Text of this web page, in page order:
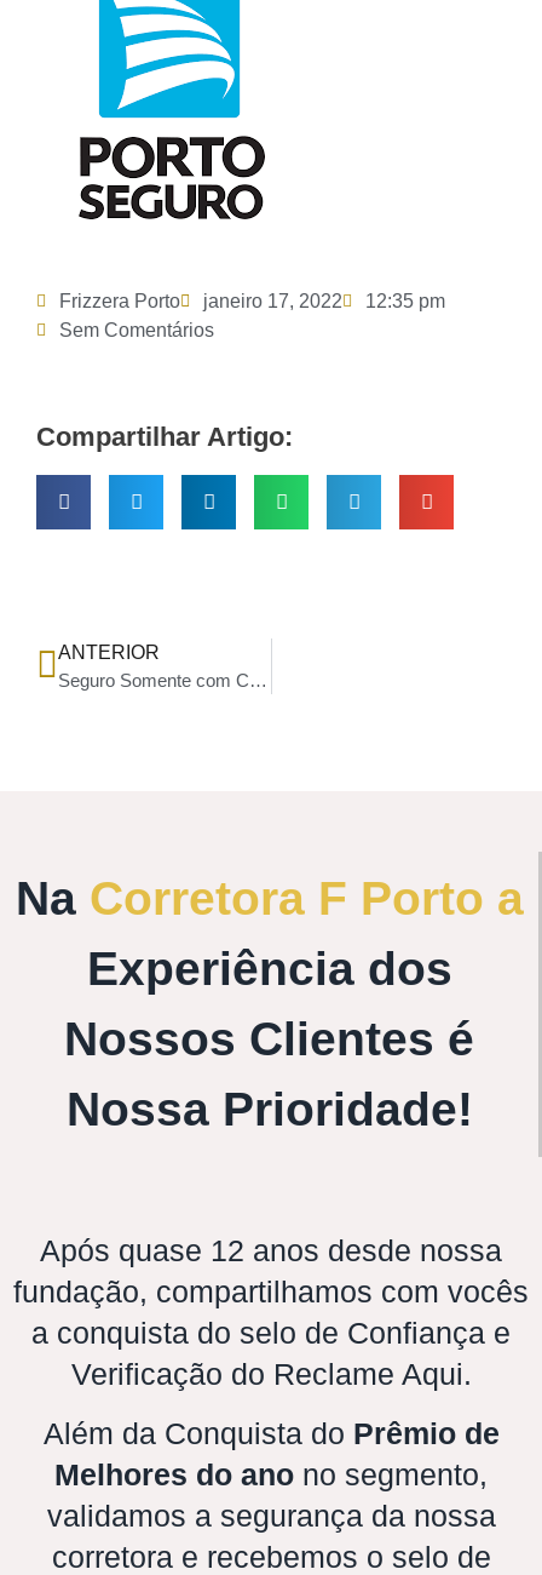
Frizzera Porto janeiro 17, 2022
12:35 pm
Sem Comentários
Compartilhar Artigo:
ANTERIOR
Seguro Somente com Corretor Autorizado Porto Seguro
Na Corretora F Porto a
Experiência dos
Nossos Clientes é
Nossa Prioridade!
Após quase 12 anos desde nossa
fundação, compartilhamos com vocês
a conquista do selo de Confiança e
Verificação do Reclame Aqui.
Além da Conquista do Prêmio de
Melhores do ano no segmento,
validamos a segurança da nossa
corretora e recebemos o selo de